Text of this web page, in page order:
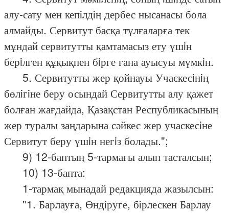
алу-сату мен кепiлдiң дербес нысанасы бола
алмайды. Сервитут басқа тұлғаларға тек
мұндай сервитутты қамтамасыз ету үшiн
берiлген құқықпен бiрге ғана ауысуы мүмкiн.
5. Сервитутты жер қойнауы Учаскесiнiң
бөлiгiне беру осындай Сервитутты алу қажет
болған жағдайда, Қазақстан Республикасының
жер туралы заңдарына сәйкес жер учаскесiне
Сервитут беру үшiн негiз болады.";
9) 12-баптың 5-тармағы алып тасталсын;
10) 13-бапта:
1-тармақ мынадай редакцияда жазылсын:
"1. Барлауға, Өндiруге, бiрлескен Барлау